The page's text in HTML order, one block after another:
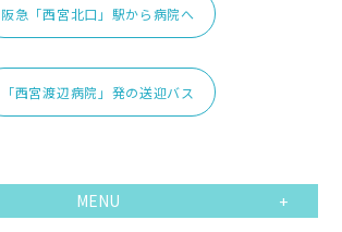
阪急「西宮北口」駅から病院へ
「西宮渡辺病院」発の送迎バス
MENU